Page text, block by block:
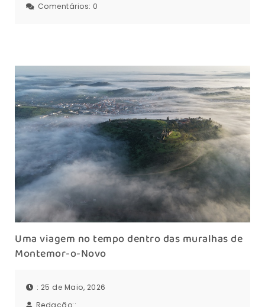
Comentários: 0
Uma viagem no tempo dentro das muralhas de
Montemor-o-Novo
: 25 de Maio, 2026
Redação::